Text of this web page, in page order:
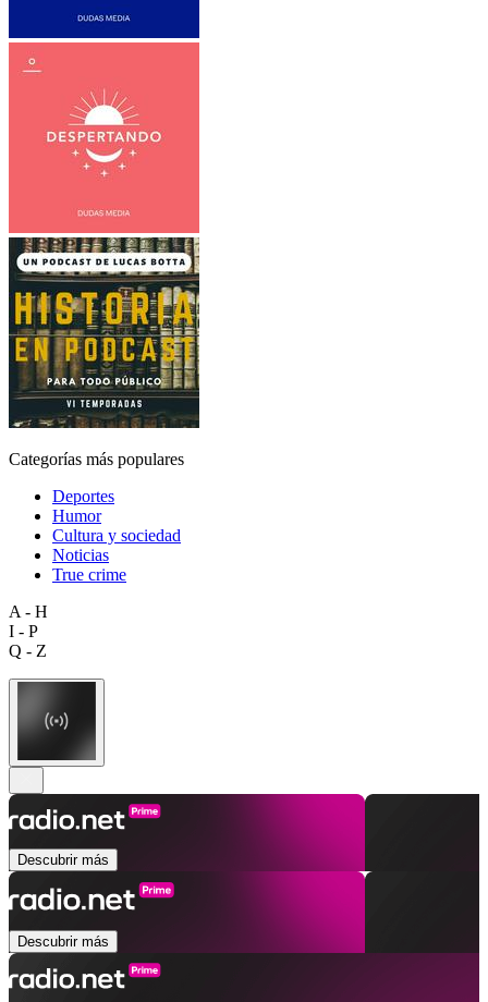
Categorías más populares
Deportes
Humor
Cultura y sociedad
Noticias
True crime
A - H
I - P
Q - Z
Descubrir más
Descubrir más